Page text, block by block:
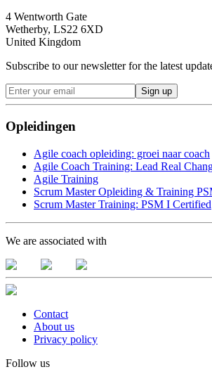
4 Wentworth Gate
Wetherby, LS22 6XD
United Kingdom
Subscribe to our newsletter for the latest
Sign up
Opleidingen
Agile coach opleiding: groei naar coach
Agile Coach Training: Lead Real
Agile Training
Scrum Master Opleiding & Training
Scrum Master Training: PSM I Certified
We are associated with
Contact
About us
Privacy policy
Follow us